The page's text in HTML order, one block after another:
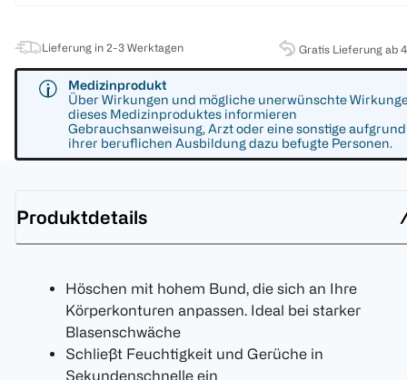
Lieferung in 2-3 Werktagen Gratis Lieferung ab
Medizinprodukt
Über Wirkungen und mögliche unerwünschte
dieses Medizinproduktes informieren
Gebrauchsanweisung, Arzt oder eine sonstige aufgrund
ihrer beruflichen Ausbildung dazu befugte Personen.
Produktdetails
Höschen mit hohem Bund, die sich an Ihre
Körperkonturen anpassen. Ideal bei starker
Blasenschwäche
Schließt Feuchtigkeit und Gerüche in
Sekundenschnelle ein